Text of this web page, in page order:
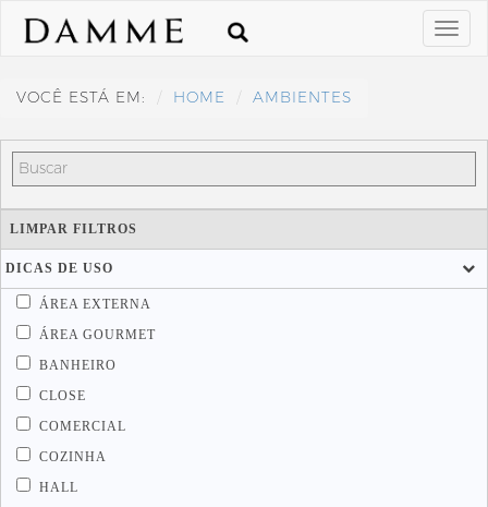
VOCÊ ESTÁ EM: HOME AMBIENTES
LIMPAR FILTROS
DICAS DE USO
ÁREA EXTERNA
ÁREA GOURMET
BANHEIRO
CLOSE
COMERCIAL
COZINHA
HALL